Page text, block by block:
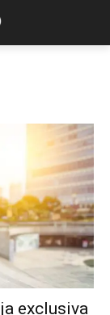
exclusiva